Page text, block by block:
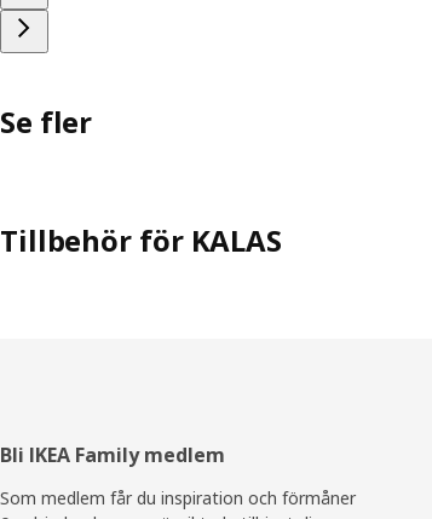
Se fler
Tillbehör för KALAS
Sidfot
Bli IKEA Family medlem
Som medlem får du inspiration och förmåner